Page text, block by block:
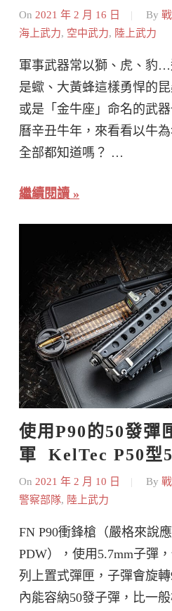
On 2021 年 2 月 16 日 By
海上武力, 空中武力, 陸上武力
軍事武器常以獅、虎、豹
是蠍、大黃蜂這樣勇悍的昆
或是「金牛座」命名的武
曆辛丑牛年，來看看以牛
全部都知道嗎？ …
繼續閱讀
使用P90的50發彈
軍  KelTec P50型
On 2021 年 2 月 10 日 By
警察部隊, 陸上武力
FN P90衝鋒槍（嚴格來說
PDW），使用5.7mm子彈
列上置式彈匣，子彈會旋
內能容納50發子彈，比一